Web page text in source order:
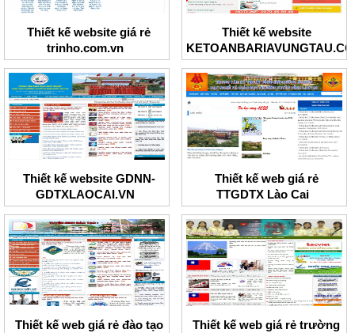
Thiết kế website giá rẻ
trinho.com.vn
Thiết kế website
Thiết kế website GDNN-
GDTXLAOCAI.VN
Thiết kế web giá rẻ
TTGDTX Lào Cai
Thiết kế web giá rẻ đào tạo
Thiết kế web giá rẻ trường